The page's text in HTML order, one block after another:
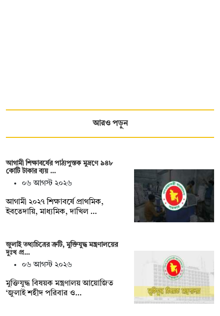
আরও পড়ুন
আগামী শিক্ষাবর্ষের পাঠ্যপুস্তক মুদ্রণে ৯৪৮
কোটি টাকার ব্যয় …
০৬ আগস্ট ২০২৬
আগামী ২০২৭ শিক্ষাবর্ষে প্রাথমিক,
ইবতেদায়ি, মাধ্যমিক, দাখিল …
জুলাই তথ্যচিত্রের ত্রুটি, মুক্তিযুদ্ধ মন্ত্রণালয়ের
দুঃখ প্র…
০৬ আগস্ট ২০২৬
মুক্তিযুদ্ধ বিষয়ক মন্ত্রণালয় আয়োজিত
‘জুলাই শহীদ পরিবার ও…